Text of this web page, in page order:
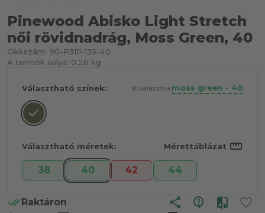
Pinewood Abisko Light Stretch
női rövidnadrág, Moss Green, 40
Cikkszám: 90-P3111-135-40
A termék súlya: 0,26 kg
Választható színek: Kiválasztva:moss green - 40
Választható méretek: Mérettáblázat straighten
38 40 42 44
Raktáron share